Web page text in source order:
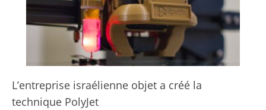
L’entreprise israélienne objet a créé la
technique PolyJet